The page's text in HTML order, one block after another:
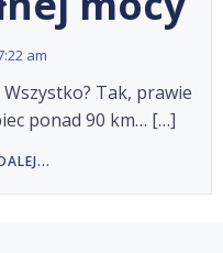
am
Tak, prawie
ponad 90 km… […]